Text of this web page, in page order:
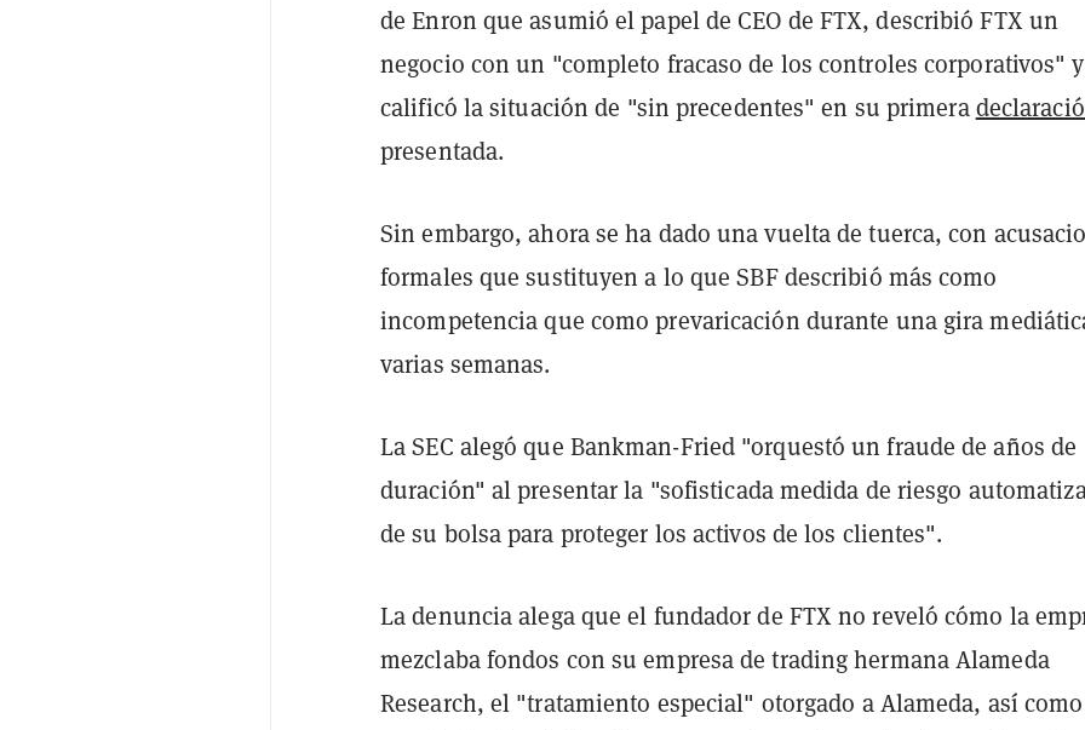
de Enron que asumió el papel de CEO de FTX, describió FTX un
negocio con un "completo fracaso de los controles corporativos" y
calificó la situación de "sin precedentes" en su primera
presentada.
Sin embargo, ahora se ha dado una vuelta de tuerca, con
formales que sustituyen a lo que SBF describió más como
incompetencia que como prevaricación durante una gira
varias semanas.
La SEC alegó que Bankman-Fried "orquestó un fraude de años de
duración" al presentar la "sofisticada medida de riesgo
de su bolsa para proteger los activos de los clientes".
La denuncia alega que el fundador de FTX no reveló cómo la
mezclaba fondos con su empresa de trading hermana Alameda
Research, el "tratamiento especial" otorgado a Alameda, así